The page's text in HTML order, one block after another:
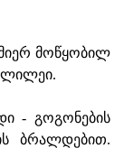
მიერ მოწყობილ
- გოგონების
ბრალდებით.